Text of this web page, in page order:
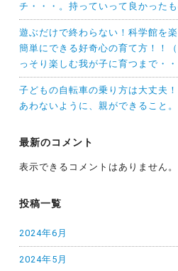
チ・・・。持っていって良かったも
遊ぶだけで終わらない！科学館を
簡単にできる好奇心の育て方！！
っそり楽しむ我が子に育つまで・・
子どもの自転車の乗り方は大丈夫
あわないように、親ができること。
最新のコメント
表示できるコメントはありません。
投稿一覧
2024年6月
2024年5月